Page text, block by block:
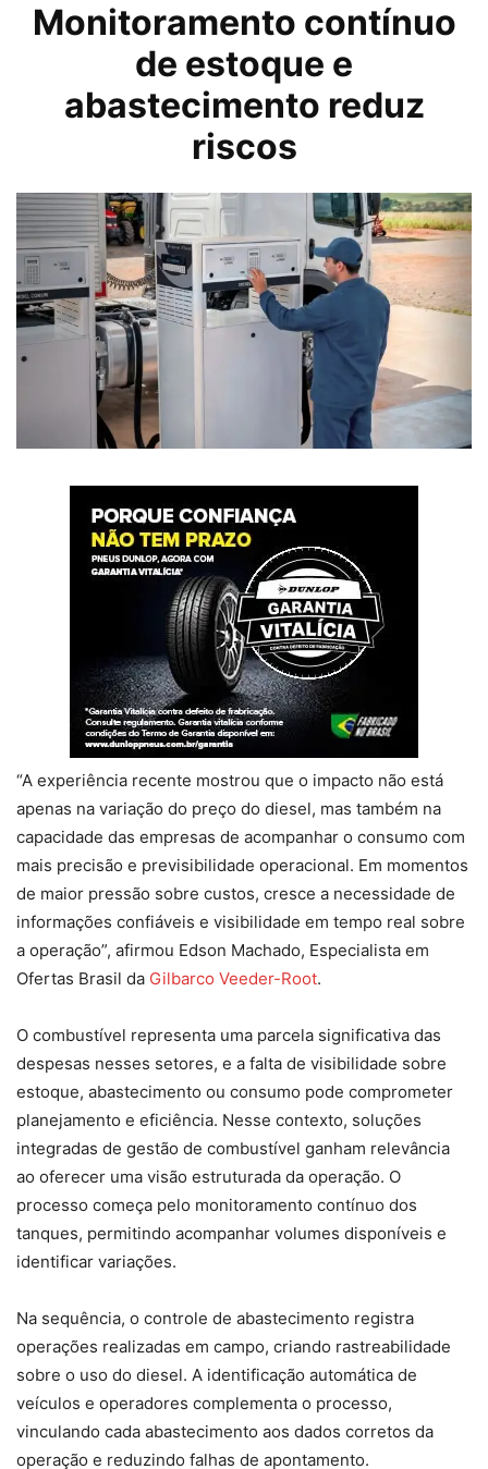
Monitoramento contínuo
de estoque e
abastecimento reduz
riscos
“A experiência recente mostrou que o impacto não está
apenas na variação do preço do diesel, mas também na
capacidade das empresas de acompanhar o consumo com
mais precisão e previsibilidade operacional. Em momentos
de maior pressão sobre custos, cresce a necessidade de
informações confiáveis e visibilidade em tempo real sobre
a operação”, afirmou Edson Machado, Especialista em
Ofertas Brasil da Gilbarco Veeder-Root.
O combustível representa uma parcela significativa das
despesas nesses setores, e a falta de visibilidade sobre
estoque, abastecimento ou consumo pode comprometer
planejamento e eficiência. Nesse contexto, soluções
integradas de gestão de combustível ganham relevância
ao oferecer uma visão estruturada da operação. O
processo começa pelo monitoramento contínuo dos
tanques, permitindo acompanhar volumes disponíveis e
identificar variações.
Na sequência, o controle de abastecimento registra
operações realizadas em campo, criando rastreabilidade
sobre o uso do diesel. A identificação automática de
veículos e operadores complementa o processo,
vinculando cada abastecimento aos dados corretos da
operação e reduzindo falhas de apontamento.